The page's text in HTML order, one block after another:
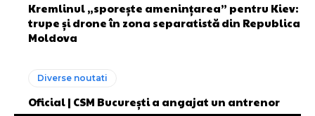
Kremlinul „sporește amenințarea” pentru Kiev:
trupe și drone în zona separatistă din Republica
Moldova
Diverse noutati
Oficial | CSM București a angajat un antrenor